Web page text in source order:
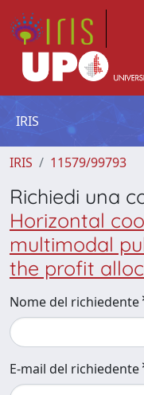
IRIS
IRIS 11579/99793
Richiedi una
Horizontal
multimodal
the profit
Nome del richiedente
E-mail del richiedente